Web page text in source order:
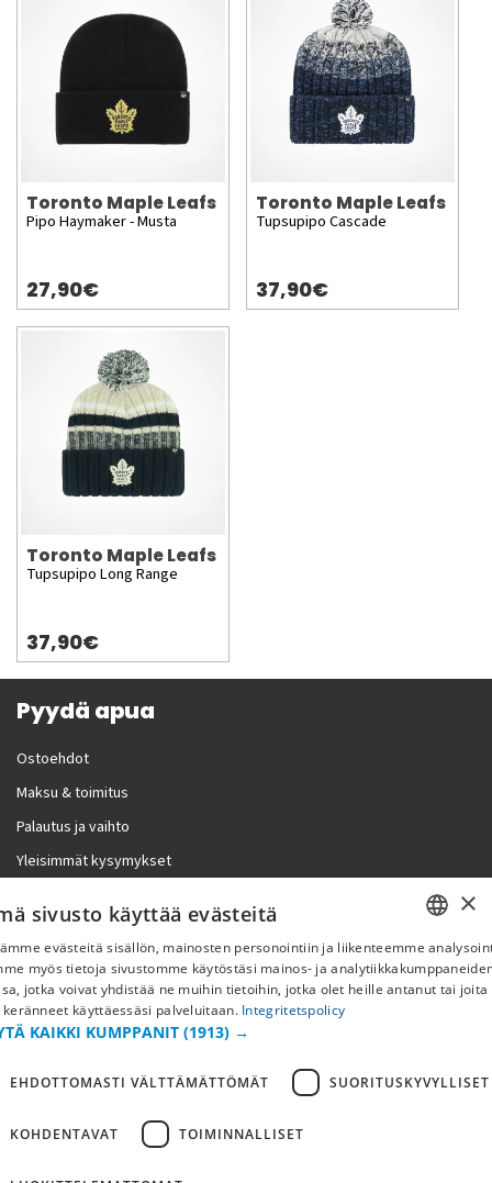
Toronto Maple Leafs
Pipo Haymaker - Musta
27,90€
Toronto Maple Leafs
Tupsupipo Cascade
37,90€
Toronto Maple Leafs
Tupsupipo Long Range
37,90€
Pyydä apua
Ostoehdot
Maksu & toimitus
Palautus ja vaihto
Yleisimmät kysymykset
Lisää meistä
Yritystiedot
FI
×
sivusto käyttää evästeitä
evästeitä sisällön, mainosten personointiin ja liikenteemme
myös tietoja sivustomme käytöstäsi mainos- ja
jotka voivat yhdistää ne muihin tietoihin, jotka olet heille antanut tai joita
keränneet käyttäessäsi palveluitaan. Integritetspolicy
KAIKKI KUMPPANIT (1913) →
EHDOTTOMASTI VÄLTTÄMÄTTÖMÄT SUORITUSKYVYLLISET
KOHDENTAVAT TOIMINNALLISET